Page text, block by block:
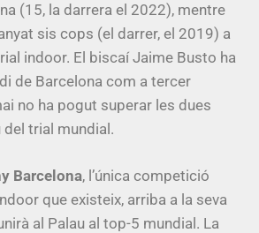
(15, la darrera el 2022), mentre
sis cops (el darrer, el 2019) a
indoor. El biscaí Jaime Busto ha
de Barcelona com a tercer
no ha pogut superar les dues
del trial mundial.
Barcelona, l’única competició
que existeix, arriba a la seva
al Palau al top-5 mundial. La